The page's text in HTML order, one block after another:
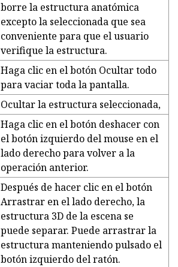
borre la estructura anatómica
excepto la seleccionada que sea
conveniente para que el usuario
verifique la estructura.
Haga clic en el botón Ocultar todo
para vaciar toda la pantalla.
Ocultar la estructura seleccionada,
Haga clic en el botón deshacer con
el botón izquierdo del mouse en el
lado derecho para volver a la
operación anterior.
Después de hacer clic en el botón
Arrastrar en el lado derecho, la
estructura 3D de la escena se
puede separar. Puede arrastrar la
estructura manteniendo pulsado el
botón izquierdo del ratón.